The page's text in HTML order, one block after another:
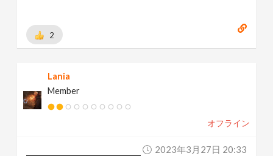
2
Lania
Member
オフライン
2023年3月27日 20:33